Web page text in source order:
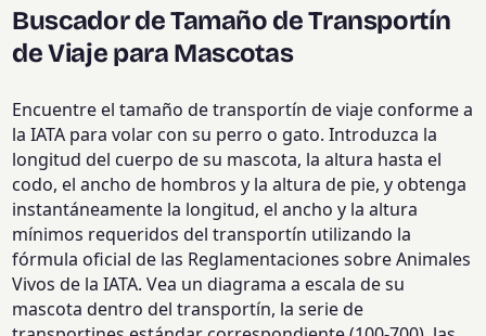
Buscador de Tamaño de Transportín
de Viaje para Mascotas
Encuentre el tamaño de transportín de viaje conforme a
la IATA para volar con su perro o gato. Introduzca la
longitud del cuerpo de su mascota, la altura hasta el
codo, el ancho de hombros y la altura de pie, y obtenga
instantáneamente la longitud, el ancho y la altura
mínimos requeridos del transportín utilizando la
fórmula oficial de las Reglamentaciones sobre Animales
Vivos de la IATA. Vea un diagrama a escala de su
mascota dentro del transportín, la serie de